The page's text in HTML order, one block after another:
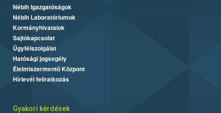
Nébih Igazgatóságok
Nébih Laboratóriumok
Kormányhivatalok
Sajtókapcsolat
Ügyfélszolgálat
Hatósági jogsegély
Élelmiszermentő Központ
Hírlevél feliratkozás
Gyakori kérdések